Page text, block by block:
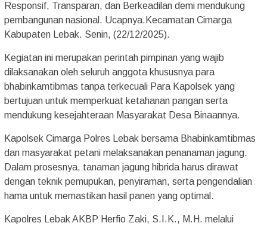
Responsif, Transparan, dan Berkeadilan demi mendukung
pembangunan nasional. Ucapnya.Kecamatan Cimarga
Kabupaten Lebak. Senin, (22/12/2025).
Kegiatan ini merupakan perintah pimpinan yang wajib
dilaksanakan oleh seluruh anggota khususnya para
bhabinkamtibmas tanpa terkecuali Para Kapolsek yang
bertujuan untuk memperkuat ketahanan pangan serta
mendukung kesejahteraan Masyarakat Desa Binaannya.
Kapolsek Cimarga Polres Lebak bersama Bhabinkamtibmas
dan masyarakat petani melaksanakan penanaman jagung.
Dalam prosesnya, tanaman jagung hibrida harus dirawat
dengan teknik pemupukan, penyiraman, serta pengendalian
hama untuk memastikan hasil panen yang optimal.
Kapolres Lebak AKBP Herfio Zaki, S.I.K., M.H. melalui